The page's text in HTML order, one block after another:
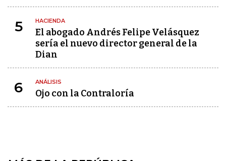
5 HACIENDA
El abogado Andrés Felipe Velásquez
sería el nuevo director general de la
Dian
6 ANÁLISIS
Ojo con la Contraloría